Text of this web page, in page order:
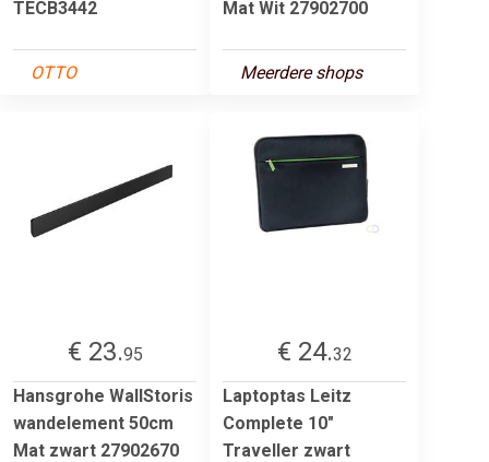
TECB3442
OTTO
Mat Wit 27902700
Meerdere shops
€ 23.95
Hansgrohe WallStoris
wandelement 50cm
Mat zwart 27902670
€ 24.32
Laptoptas Leitz
Complete 10"
Traveller zwart